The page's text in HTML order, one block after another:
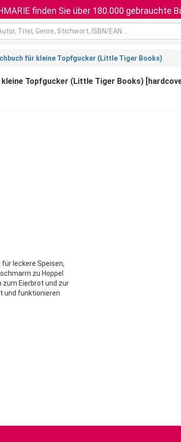
finden Sie über 180.000 gebrauchte
für kleine Topfgucker (Little Tiger Books)
Topfgucker (Little Tiger Books)
leckere Speisen,
zu Hoppel
zum Eierbrot und zur
und funktionieren